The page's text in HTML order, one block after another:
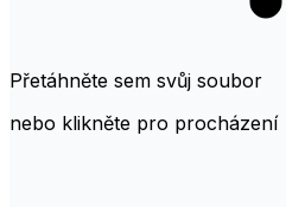
Přetáhněte sem svůj soubor
nebo klikněte pro procházení